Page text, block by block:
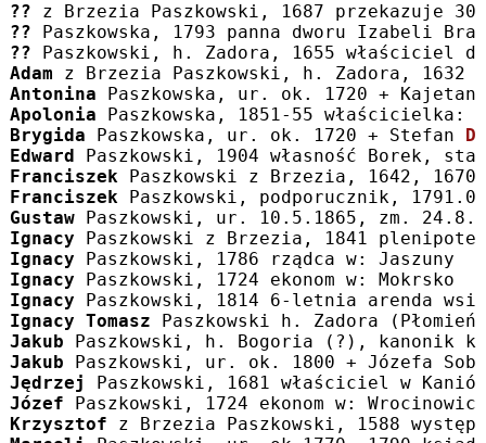
?? z Brzezia Paszkowski, 1687 przekazuje
?? Paszkowska, 1793 panna dworu Izabeli
?? Paszkowski, h. Zadora, 1655 właściciel
Adam z Brzezia Paszkowski, h. Zadora, 1632
Antonina Paszkowska, ur. ok. 1720 +
Apolonia Paszkowska, 1851-55 właścicielka:
Brygida Paszkowska, ur. ok. 1720 + Stefan
Edward
Paszkowski, 1904 własność Borek,
Franciszek Paszkowski z Brzezia, 1642,
Franciszek Paszkowski, podporucznik,
Gustaw Paszkowski, ur. 10.5.1865, zm.
Ignacy Paszkowski z Brzezia, 1841
Ignacy Paszkowski, 1786 rządca w: Jaszuny
Ignacy Paszkowski, 1724 ekonom w: Mokrsko
Ignacy Paszkowski, 1814 6-letnia arenda
Ignacy Tomasz Paszkowski h. Zadora
Jakub Paszkowski, h. Bogoria (?), kanonik
Jakub Paszkowski, ur. ok. 1800 + Józefa
Jędrzej
Paszkowski, 1681 właściciel w
Józef Paszkowski, 1724 ekonom w:
Krzysztof z Brzezia Paszkowski, 1588